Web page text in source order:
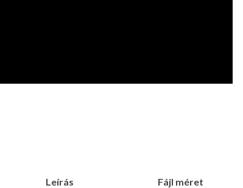
Leírás Fájl méret